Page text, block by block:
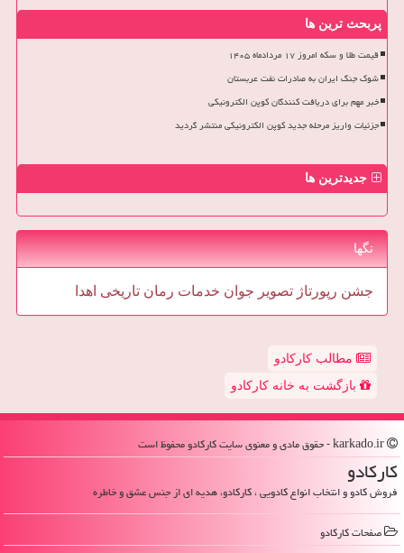
پربحث ترین ها
قیمت طلا و سکه امروز ۱۷ مردادماه ۱۴۰۵
شوک جنگ ایران به صادرات نفت عربستان
خبر مهم برای دریافت کنندگان کوپن الکترونیکی
جزئیات واریز مرحله جدید کوپن الکترونیکی منتشر گردید
جدیدترین ها
تگها
جشن رپورتاژ تصویر جوان خدمات رمان تاریخی اهدا
مطالب کارکادو
بازگشت به خانه کارکادو
كاركادو
فروش کادو و انتخاب انواع کادویی ، کارکادو، هدیه ای از جنس عشق و خاطره
صفحات كاركادو